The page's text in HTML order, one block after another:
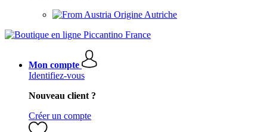
Origine Autriche
Mon compte
Identifiez-vous
Nouveau client ?
Créer un compte